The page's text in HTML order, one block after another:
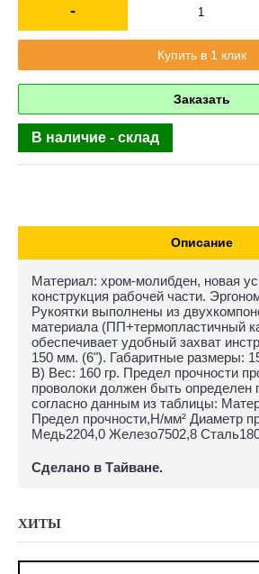
-
Купить в 1 клик
Заказать
В наличие - склад
Описание
Материал: хром-молибден, новая
конструкция рабочей части.
Рукоятки выполнены из
материала (ПП+термопластичный
обеспечивает удобный захват
150 мм. (6"). Габаритные размеры:
В) Вес: 160 гр. Предел прочности
проволоки должен быть определен
согласно данным из таблицы:
Предел прочности,Н/мм² Диаметр
Медь2204,0 Железо7502,8
Сделано в Тайване.
ХИТЫ